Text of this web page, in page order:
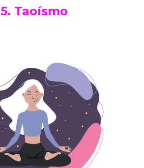
5. Taoísmo